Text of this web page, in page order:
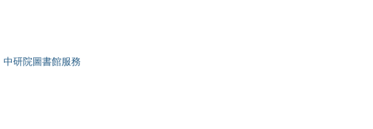
中研院圖書館服務